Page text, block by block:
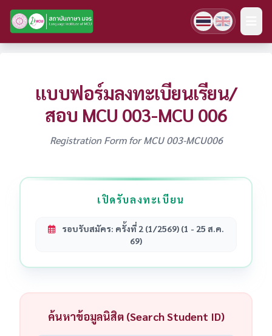
แบบฟอร์มลงทะเบียนเรียน/
สอบ MCU 003-MCU 006
Registration Form for MCU 003-MCU006
เปิดรับลงทะเบียน
รอบรับสมัคร: ครั้งที่ 2 (1/2569) (1 - 25 ส.ค.
69)
ค้นหาข้อมูลนิสิต (Search Student ID)